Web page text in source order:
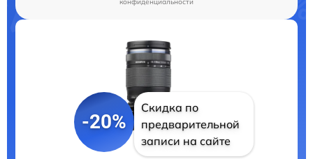
конфиденциальности
-20%
Скидка по
предварительной
записи на сайте